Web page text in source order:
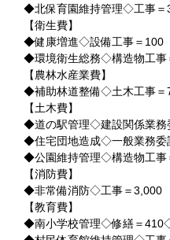
◆北保育園維持管理◇工事＝
【衛生費】
◆健康増進◇設備工事＝100
◆環境衛生総務◇構造物工事
【農林水産業費】
◆補助林道整備◇土木工事＝
【土木費】
◆道の駅管理◇建設関係業務
◆住宅団地造成◇一般業務委
◆公園維持管理◇構造物工事
【消防費】
◆非常備消防◇工事＝3,000
【教育費】
◆南小学校管理◇修繕＝